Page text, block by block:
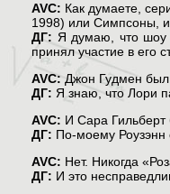
AVC: Как думаете,
1998) или Симпсоны,
ДГ: Я думаю, что шоу
принял участие в его
AVC:Джон Гудмен
ДГ: Я знаю, что Лори
AVC: И Сара
ДГ: По-моему Роузэнн
AVC: Нет. Никогда
ДГ: И это